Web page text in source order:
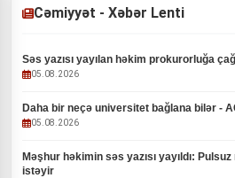
Cəmiyyət - Xəbər Lenti
Səs yazısı yayılan həkim prokurorluğa
05.08.2026
Daha bir neçə universitet bağlana bilər -
05.08.2026
Məşhur həkimin səs yazısı yayıldı:
istəyir